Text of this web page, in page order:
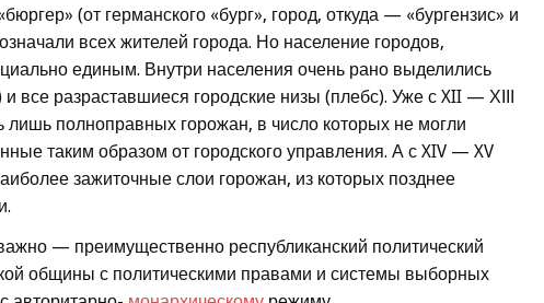
(от германского «бург», город, откуда — «бургензис» и
всех жителей города. Но население городов,
единым. Внутри населения очень рано выделились
все разраставшиеся городские низы (плебс). Уже с XII — ХІІІ
лишь полноправных горожан, в число которых не могли
таким образом от городского управления. А с XIV — XV
зажиточные слои горожан, из которых позднее
— преимущественно республиканский политический
общины с политическими правами и системы выборных